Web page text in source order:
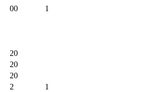
00 1
20
20
20
2
1